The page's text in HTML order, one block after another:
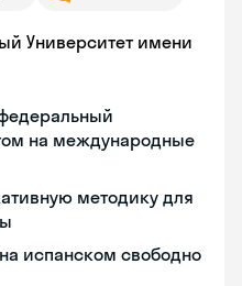
Университет имени
на международные
методику для
испанском свободно